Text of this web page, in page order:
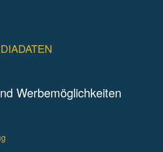
Werbemöglichkeiten